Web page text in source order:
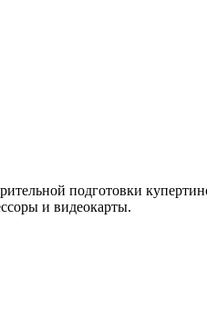
подготовки
и видеокарты.